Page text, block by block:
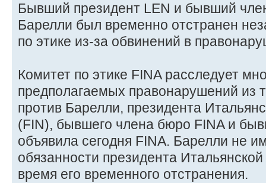
Бывший президент LEN и бывший
Барелли был временно отстранен
по этике из-за обвинений в
Комитет по этике FINA расследует
предполагаемых правонарушений из
против Барелли, президента
(FIN), бывшего члена бюро FINA и
объявила сегодня FINA. Барелли не
обязанности президента
время его временного отстранения.